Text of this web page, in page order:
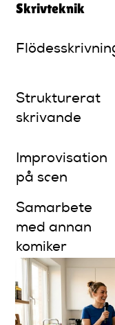
Skrivteknik
Strukturerat
skrivande
Improvisation
på scen
Samarbete
med annan
komiker